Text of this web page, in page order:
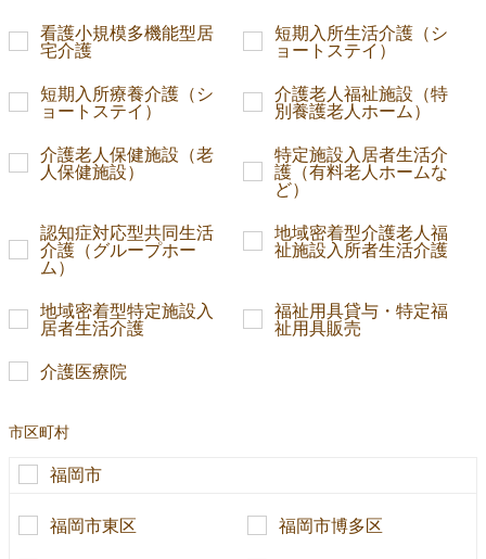
看護小規模多機能型居
宅介護
短期入所生活介護（シ
ョートステイ）
短期入所療養介護（シ
ョートステイ）
介護老人福祉施設（特
別養護老人ホーム）
介護老人保健施設（老
人保健施設）
特定施設入居者生活介
護（有料老人ホームな
ど）
認知症対応型共同生活
介護（グループホー
ム）
地域密着型介護老人福
祉施設入所者生活介護
地域密着型特定施設入
居者生活介護
福祉用具貸与・特定福
祉用具販売
介護医療院
市区町村
福岡市
福岡市東区 福岡市博多区